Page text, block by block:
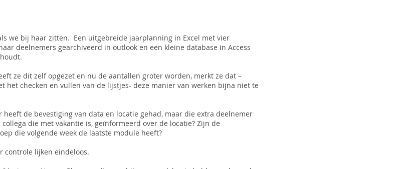
we bij haar zitten. Een uitgebreide jaarplanning in Excel met vier
deelnemers gearchiveerd in outlook en een kleine database in Access
ze dit zelf opgezet en nu de aantallen groter worden, merkt ze dat –
het checken en vullen van de lijstjes- deze manier van werken bijna niet te
de bevestiging van data en locatie gehad, maar die extra deelnemer
die met vakantie is, geïnformeerd over de locatie? Zijn de
die volgende week de laatste module heeft?
controle lijken eindeloos.